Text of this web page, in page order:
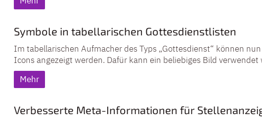
Symbole in tabellarischen Gottesdienstlisten
Im tabellarischen Aufmacher des Typs „Gottesdienst“ können
Icons angezeigt werden. Dafür kann ein beliebiges Bild verwendet
Mehr
Verbesserte Meta-Informationen für